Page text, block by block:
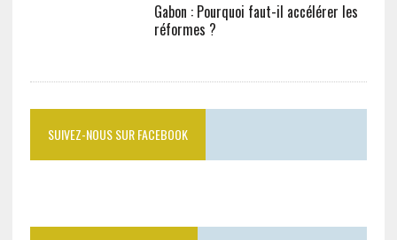
Gabon : Pourquoi faut-il accélérer les
réformes ?
SUIVEZ-NOUS SUR FACEBOOK